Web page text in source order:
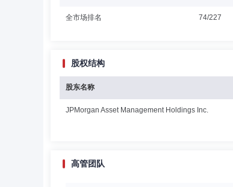
全市场排名 74/227
股权结构
股东名称
JPMorgan Asset Management Holdings Inc.
高管团队